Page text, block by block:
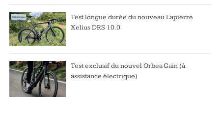
Test longue durée du nouveau Lapierre
Xelius DRS 10.0
Test exclusif du nouvel Orbea Gain (à
assistance électrique)